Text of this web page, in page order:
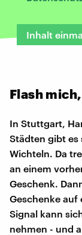
Inhalt
Flash
In Stuttgart,
Städten gibt es
Wichteln. Da
an einem
Geschenk.
Geschenke auf
Signal kann
nehmen - und